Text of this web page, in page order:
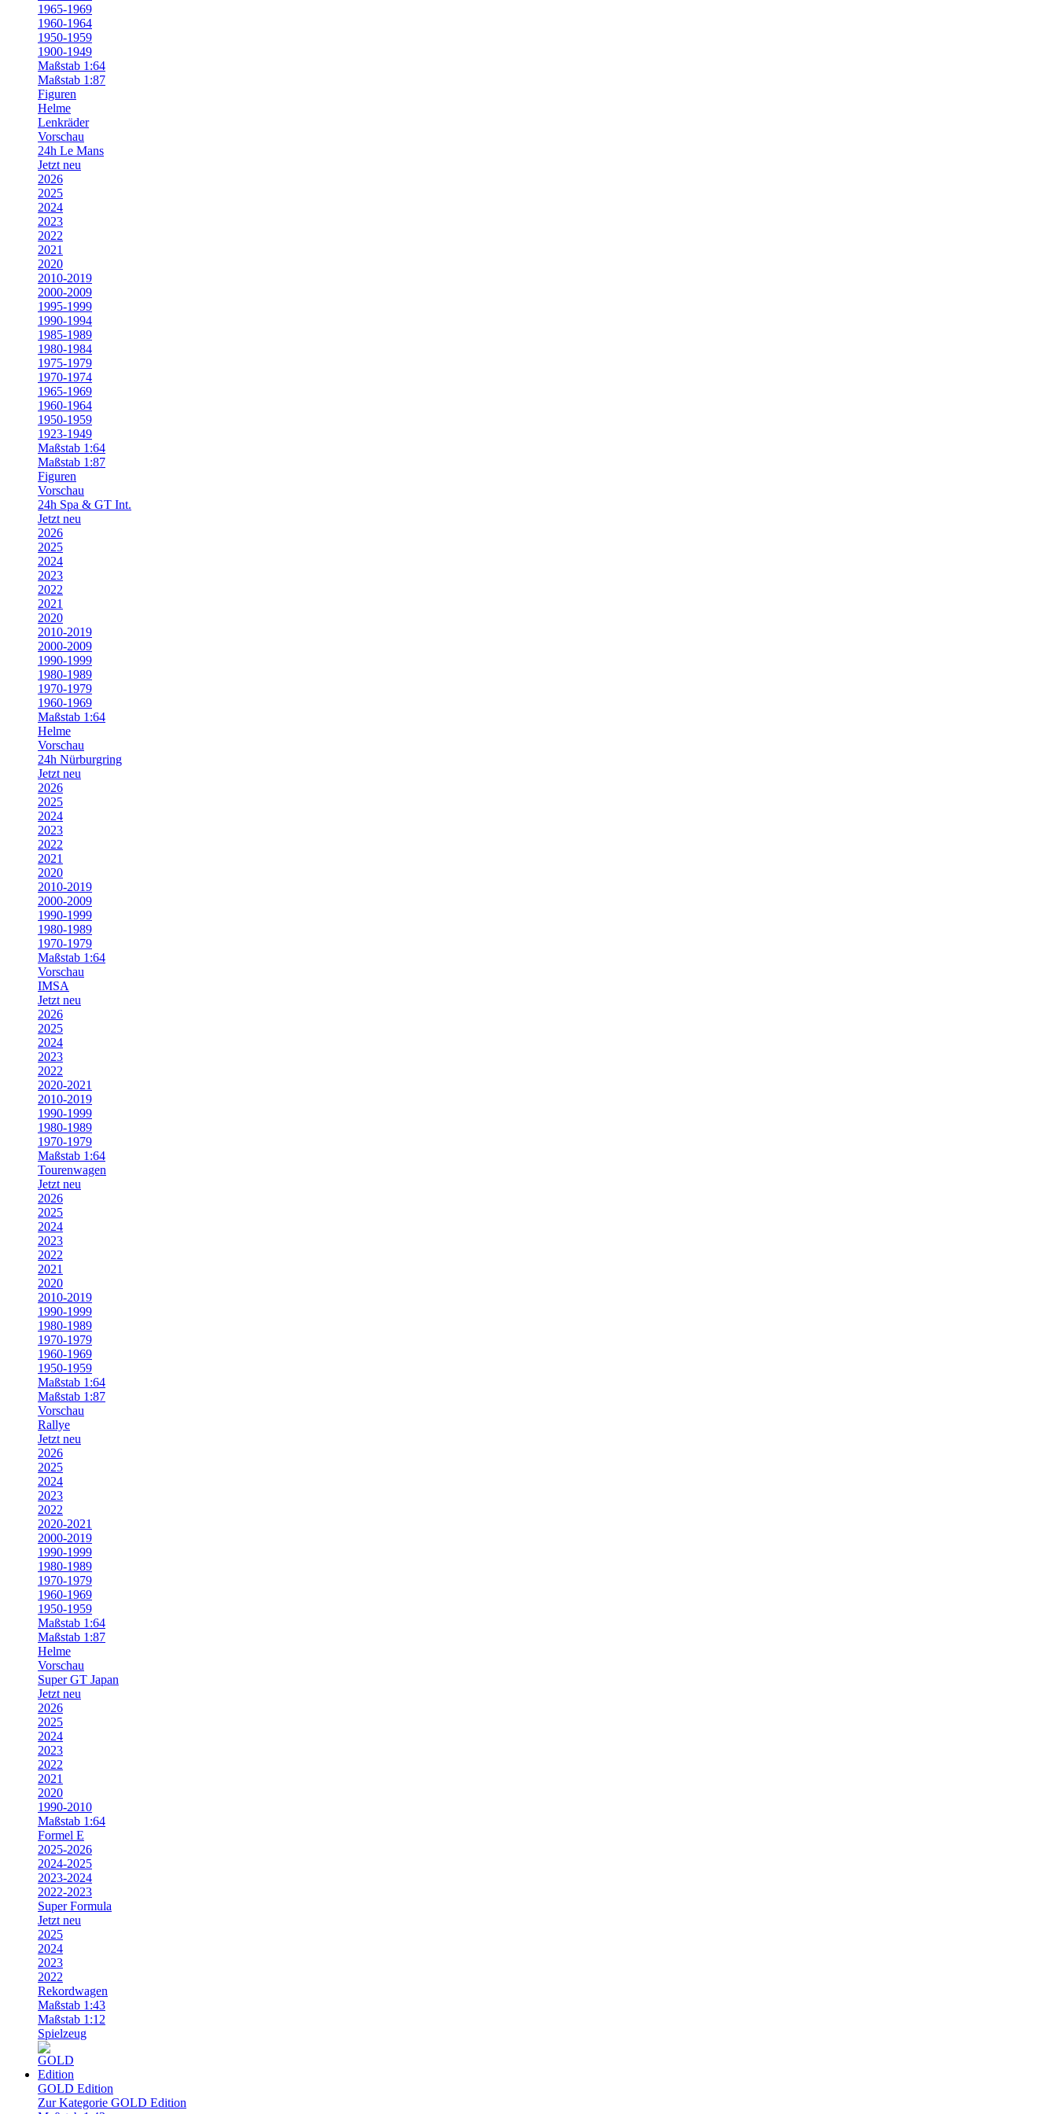
1965-1969
1960-1964
1950-1959
1900-1949
Maßstab 1:64
Maßstab 1:87
Figuren
Helme
Lenkräder
Vorschau
24h Le Mans
Jetzt neu
2026
2025
2024
2023
2022
2021
2020
2010-2019
2000-2009
1995-1999
1990-1994
1985-1989
1980-1984
1975-1979
1970-1974
1965-1969
1960-1964
1950-1959
1923-1949
Maßstab 1:64
Maßstab 1:87
Figuren
Vorschau
24h Spa & GT Int.
Jetzt neu
2026
2025
2024
2023
2022
2021
2020
2010-2019
2000-2009
1990-1999
1980-1989
1970-1979
1960-1969
Maßstab 1:64
Helme
Vorschau
24h Nürburgring
Jetzt neu
2026
2025
2024
2023
2022
2021
2020
2010-2019
2000-2009
1990-1999
1980-1989
1970-1979
Maßstab 1:64
Vorschau
IMSA
Jetzt neu
2026
2025
2024
2023
2022
2020-2021
2010-2019
1990-1999
1980-1989
1970-1979
Maßstab 1:64
Tourenwagen
Jetzt neu
2026
2025
2024
2023
2022
2021
2020
2010-2019
1990-1999
1980-1989
1970-1979
1960-1969
1950-1959
Maßstab 1:64
Maßstab 1:87
Vorschau
Rallye
Jetzt neu
2026
2025
2024
2023
2022
2020-2021
2000-2019
1990-1999
1980-1989
1970-1979
1960-1969
1950-1959
Maßstab 1:64
Maßstab 1:87
Helme
Vorschau
Super GT Japan
Jetzt neu
2026
2025
2024
2023
2022
2021
2020
1990-2010
Maßstab 1:64
Formel E
2025-2026
2024-2025
2023-2024
2022-2023
Super Formula
Jetzt neu
2025
2024
2023
2022
Rekordwagen
Maßstab 1:43
Maßstab 1:12
Spielzeug
GOLD Edition
Zur Kategorie GOLD Edition